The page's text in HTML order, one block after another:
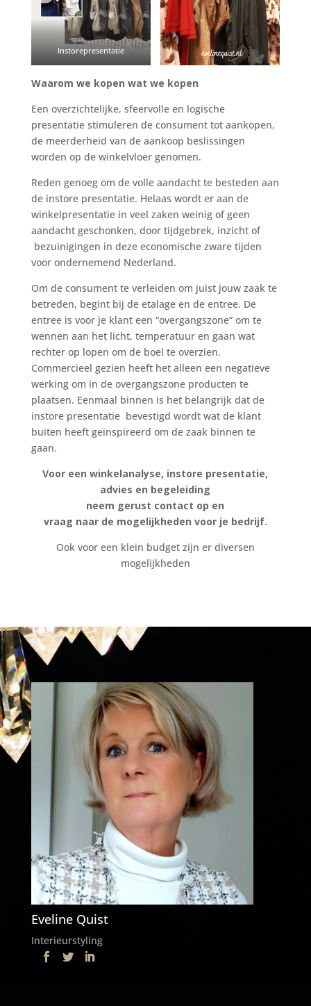
Instorepresentatie
Waarom we kopen wat we kopen
Een overzichtelijke, sfeervolle en logische
presentatie stimuleren de consument tot aankopen,
de meerderheid van de aankoop beslissingen
worden op de winkelvloer genomen.
Reden genoeg om de volle aandacht te besteden aan
de instore presentatie. Helaas wordt er aan de
winkelpresentatie in veel zaken weinig of geen
aandacht geschonken, door tijdgebrek, inzicht of
bezuinigingen in deze economische zware tijden
voor ondernemend Nederland.
Om de consument te verleiden om juist jouw zaak te
betreden, begint bij de etalage en de entree. De
entree is voor je klant een “overgangszone” om te
wennen aan het licht, temperatuur en gaan wat
rechter op lopen om de boel te overzien.
Commercieel gezien heeft het alleen een negatieve
werking om in de overgangszone producten te
plaatsen. Eenmaal binnen is het belangrijk dat de
instore presentatie bevestigd wordt wat de klant
buiten heeft geïnspireerd om de zaak binnen te
gaan.
Voor een winkelanalyse, instore presentatie,
advies en begeleiding
neem gerust contact op en
vraag naar de mogelijkheden voor je bedrijf.
Ook voor een klein budget zijn er diversen
mogelijkheden
Eveline Quist
Interieurstyling